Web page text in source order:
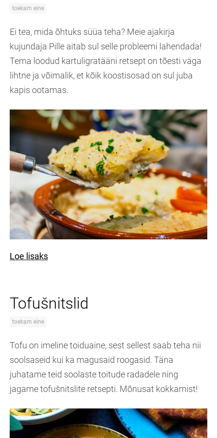
toekam eine
Ei tea, mida õhtuks süüa teha? Meie ajakirja
kujundaja Pille aitab sul selle probleemi lahendada!
Tema loodud kartuligratääni retsept on tõesti väga
lihtne ja võimalik, et kõik koostisosad on sul juba
kapis ootamas.
Loe lisaks
Tofušnitslid
toekam eine
Tofu on imeline toiduaine, sest sellest saab teha nii
soolsaseid kui ka magusaid roogasid. Täna
juhatame teid soolaste toitude radadele ning
jagame tofušnitslite retsepti. Mõnusat kokkamist!